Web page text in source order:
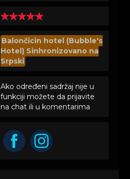
Balončicin hotel (Bubble's
Hotel) Sinhronizovano na
Srpski
Ako određeni sadržaj nije u
funkciji možete da prijavite
na chat ili u komentarima